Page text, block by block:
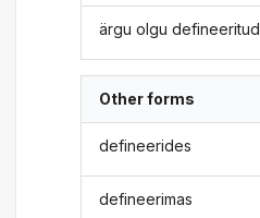
ärgu olgu defineeritud
Other forms
defineerides
defineerimas